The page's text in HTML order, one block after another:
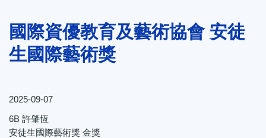
連
結
國際資優教育及藝術協會 安徒
生國際藝術獎
2025-09-07
6B 許肇恆
安徒生國際藝術獎 金獎